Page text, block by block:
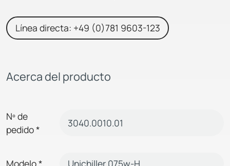
Línea directa: +49 (0)781 9603-123
Acerca del producto
Nº de
pedido*
Modelo*